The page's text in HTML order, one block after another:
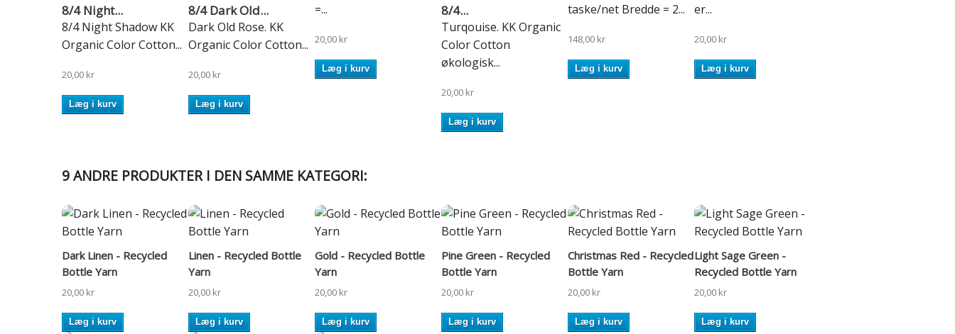
8/4 Night...
8/4 Night Shadow KK
Organic Color Cotton...
20,00 kr
Læg i kurv
8/4 Dark Old...
Dark Old Rose. KK
Organic Color Cotton...
20,00 kr
Læg i kurv
=...
20,00 kr
Læg i kurv
8/4...
Turqouise. KK Organic
Color Cotton
økologisk...
20,00 kr
Læg i kurv
taske/net Bredde = 2...
148,00 kr
Læg i kurv
er...
20,00 kr
Læg i kurv
9 ANDRE PRODUKTER I DEN SAMME KATEGORI:
Dark Linen - Recycled
Bottle Yarn
20,00 kr
Læg i kurv
Linen - Recycled Bottle
Yarn
20,00 kr
Læg i kurv
Gold - Recycled Bottle
Yarn
20,00 kr
Læg i kurv
Pine Green - Recycled
Bottle Yarn
20,00 kr
Læg i kurv
Christmas Red - Recycled
Bottle Yarn
20,00 kr
Læg i kurv
Light Sage Green -
Recycled Bottle Yarn
20,00 kr
Læg i kurv